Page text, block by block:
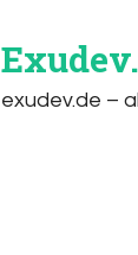
exudev.de –